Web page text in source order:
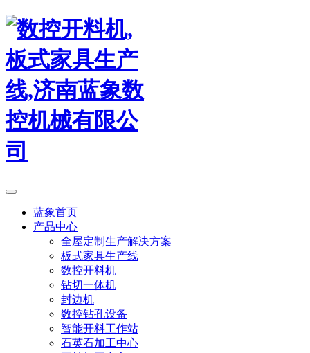
蓝象首页
产品中心
全屋定制生产解决方案
板式家具生产线
数控开料机
钻切一体机
封边机
数控钻孔设备
智能开料工作站
石英石加工中心